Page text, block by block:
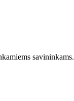
savininkams.